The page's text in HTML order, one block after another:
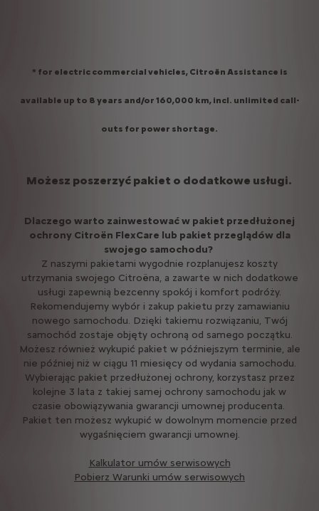
* for electric commercial vehicles, Citroën Assistance is
available up to 8 years and/or 160,000 km, incl. unlimited call-
outs for power shortage.
Możesz poszerzyć pakiet o dodatkowe usługi.
Dlaczego warto zainwestować w pakiet przedłużonej
ochrony Citroën FlexCare lub pakiet przeglądów dla
swojego samochodu?
Z naszymi pakietami wygodnie rozplanujesz koszty
utrzymania swojego Citroëna, a zawarte w nich dodatkowe
usługi zapewnią bezcenny spokój i komfort podróży.
Rekomendujemy wybór i zakup pakietu przy zamawianiu
nowego samochodu. Dzięki takiemu rozwiązaniu, Twój
samochód zostaje objęty ochroną od samego początku.
Możesz również wykupić pakiet w późniejszym terminie, ale
nie później niż w ciągu 11 miesięcy od wydania samochodu.
Wybierając pakiet przedłużonej ochrony, korzystasz przez
kolejne 3 lata z takiej samej ochrony samochodu jak w
czasie obowiązywania gwarancji umownej producenta.
Pakiet ten możesz wykupić w dowolnym momencie przed
wygaśnięciem gwarancji umownej.
Kalkulator umów serwisowych
Pobierz Warunki umów serwisowych